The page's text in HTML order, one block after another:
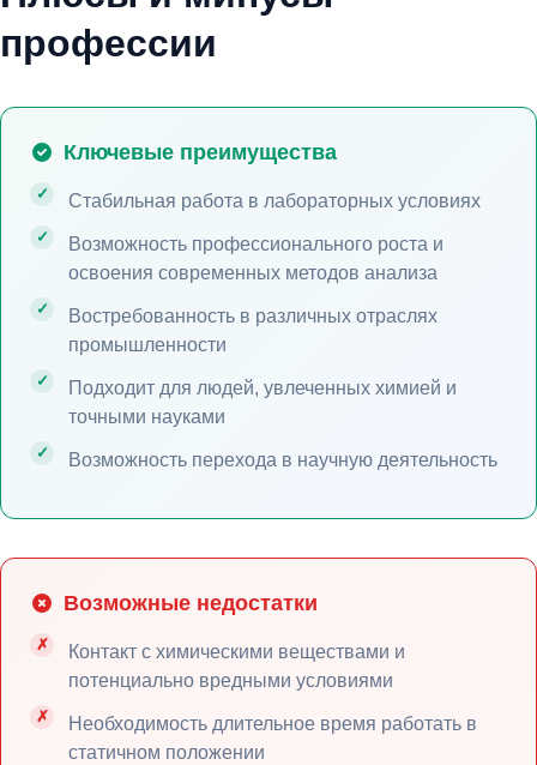
профессии
Ключевые преимущества
Стабильная работа в лабораторных условиях
Возможность профессионального роста и
освоения современных методов анализа
Востребованность в различных отраслях
промышленности
Подходит для людей, увлеченных химией и
точными науками
Возможность перехода в научную деятельность
Возможные недостатки
Контакт с химическими веществами и
потенциально вредными условиями
Необходимость длительное время работать в
статичном положении